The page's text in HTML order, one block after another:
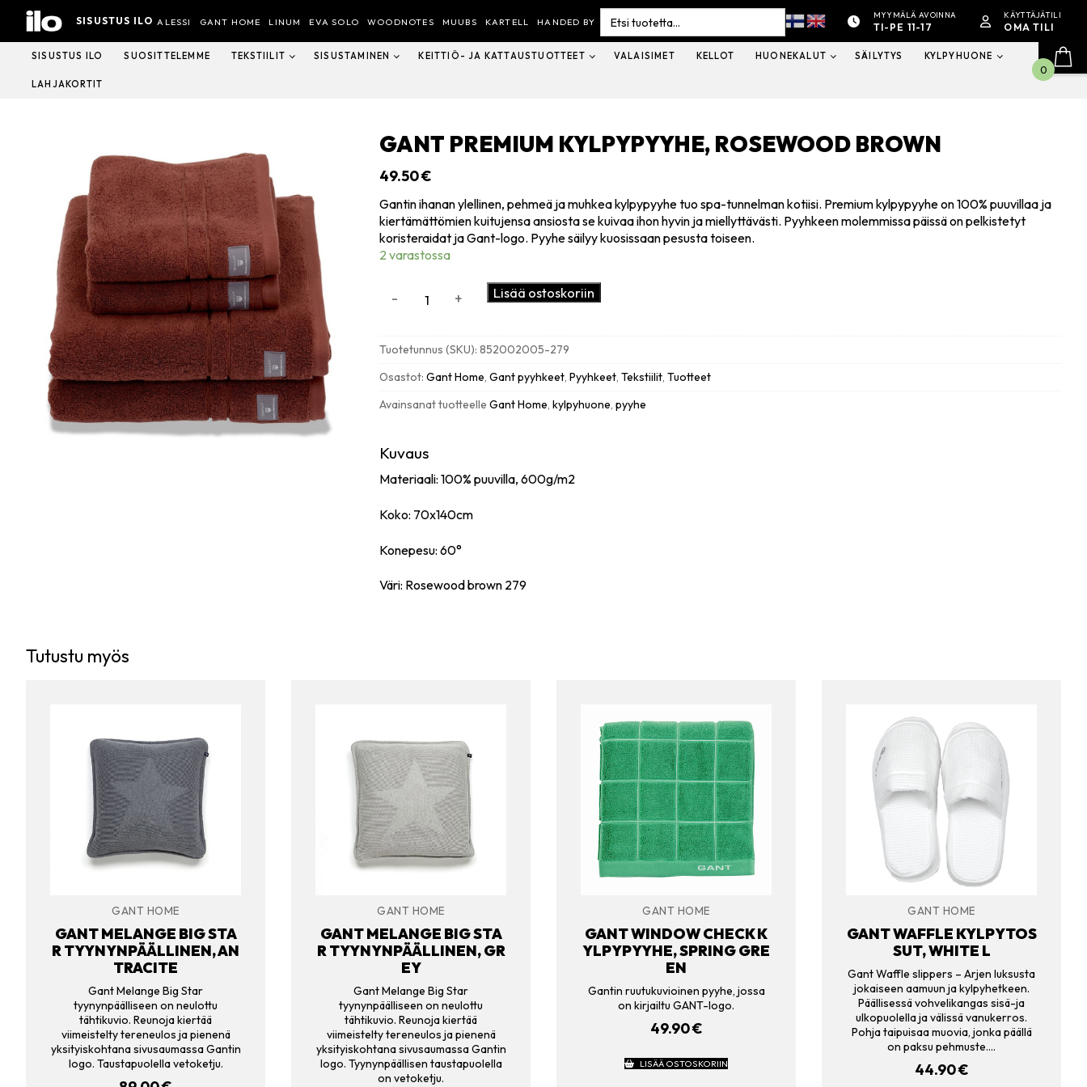
Hyppää
sisältöön
SISUSTUS ILO ALESSI GANT HOME LINUM EVA SOLO WOODNOTES MUUBS KARTELL HANDED BY
Search
for:
MYYMÄLÄ AVOINNA
TI-PE 11-17
KÄYTTÄJÄTILI
OMA TILI
SISUSTUS ILO SUOSITTELEMME TEKSTIILIT SISUSTAMINEN KEITTIÖ- JA KATTAUSTUOTTEET VALAISIMET KELLOT HUONEKALUT SÄILYTYS KYLPYHUONE
LAHJAKORTIT
GANT PREMIUM KYLPYPYYHE, ROSEWOOD BROWN
49.50€
Gantin ihanan ylellinen, pehmeä ja muhkea kylpypyyhe tuo spa-tunnelman kotiisi. Premium kylpypyyhe on 100% puuvillaa ja
kiertämättömien kuitujensa ansiosta se kuivaa ihon hyvin ja miellyttävästi. Pyyhkeen molemmissa päissä on pelkistetyt
koristeraidat ja Gant-logo. Pyyhe säilyy kuosissaan pesusta toiseen.
2 varastossa
Premium
brown
määrä
- + Lisää ostoskoriin
Tuotetunnus (SKU):852002005-279
Osastot:Gant Home,Gant pyyhkeet,Pyyhkeet,Tekstiilit,Tuotteet
Avainsanat tuotteelleGant Home,kylpyhuone,pyyhe
Kuvaus
Materiaali: 100% puuvilla, 600g/m2
Koko: 70x140cm
Konepesu: 60°
Väri: Rosewood brown 279
Tutustu myös
GANT HOME
GANT MELANGE BIG STA
R TYYNYNPÄÄLLINEN, AN
TRACITE
Gant Melange Big Star
tyynynpäälliseen on neulottu
tähtikuvio. Reunoja kiertää
viimeistelty tereneulos ja pienenä
yksityiskohtana sivusaumassa Gantin
logo. Taustapuolella vetoketju.
GANT HOME
GANT MELANGE BIG STA
R TYYNYNPÄÄLLINEN, GR
EY
Gant Melange Big Star
tyynynpäälliseen on neulottu
tähtikuvio. Reunoja kiertää
viimeistelty tereneulos ja pienenä
yksityiskohtana sivusaumassa Gantin
logo. Tyynynpäällisen taustapuolella
on vetoketju.
GANT HOME
GANT WINDOW CHECK K
YLPYPYYHE, SPRING GRE
EN
Gantin ruutukuvioinen pyyhe, jossa
on kirjailtu GANT-logo.
49.90€
LISÄÄ OSTOSKORIIN
GANT HOME
GANT WAFFLE KYLPYTOS
SUT, WHITE L
Gant Waffle slippers – Arjen luksusta
jokaiseen aamuun ja kylpyhetkeen.
Päällisessä vohvelikangas sisä-ja
ulkopuolella ja välissä vanukerros.
Pohja taipuisaa muovia, jonka päällä
on paksu pehmuste.…
44.90€
0